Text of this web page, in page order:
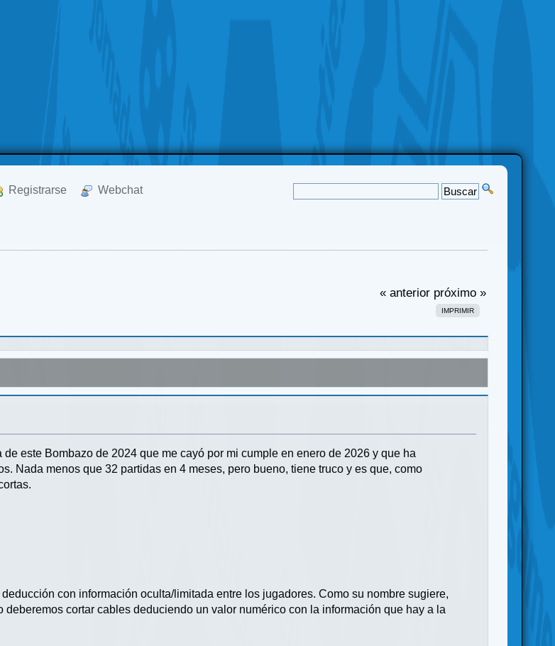
Registrarse Webchat
« anterior próximo »
IMPRIMIR
este Bombazo de 2024 que me cayó por mi cumple en enero de 2026 y que ha
Nada menos que 32 partidas en 4 meses, pero bueno, tiene truco y es que, como
con información oculta/limitada entre los jugadores. Como su nombre sugiere,
cortar cables deduciendo un valor numérico con la información que hay a la